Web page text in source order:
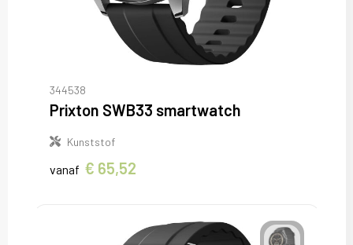
344538
Prixton SWB33 smartwatch
Kunststof
vanaf € 65,52